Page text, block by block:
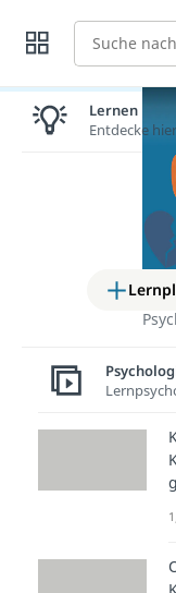
Suche
Lernen
Entdecke
g